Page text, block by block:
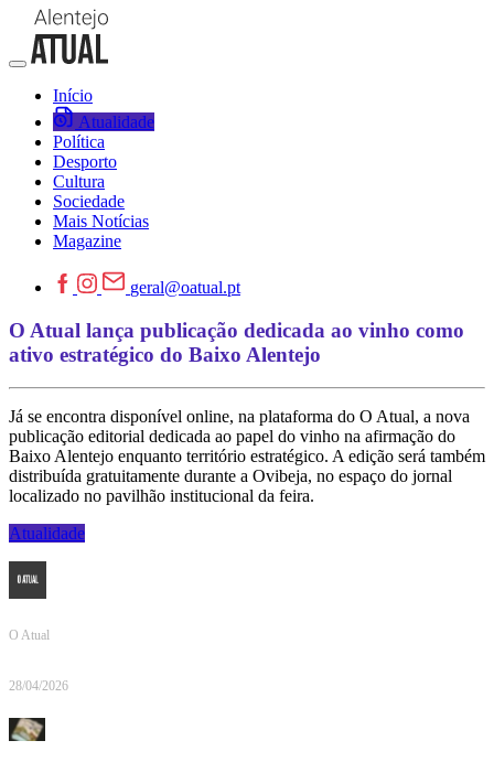
Início
Atualidade
Política
Desporto
Cultura
Sociedade
Mais Notícias
Magazine
geral@oatual.pt
O Atual lança publicação dedicada ao vinho como
ativo estratégico do Baixo Alentejo
Já se encontra disponível online, na plataforma do O Atual, a nova
publicação editorial dedicada ao papel do vinho na afirmação do
Baixo Alentejo enquanto território estratégico. A edição será também
distribuída gratuitamente durante a Ovibeja, no espaço do jornal
localizado no pavilhão institucional da feira.
Atualidade
O Atual
28/04/2026